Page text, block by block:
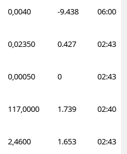
0,0040 -9.438 06:00
0,02350 0.427 02:43
0,00050 0 02:43
117,0000 1.739 02:40
2,4600 1.653 02:43